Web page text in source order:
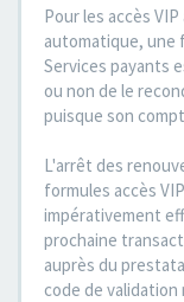
Pour les accès
automatique, une
Services payants
ou non de le
puisque son
L'arrêt des
formules accès
impérativement
prochaine
auprès du
code de validation